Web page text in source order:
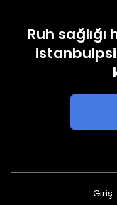
Ruh
Giriş